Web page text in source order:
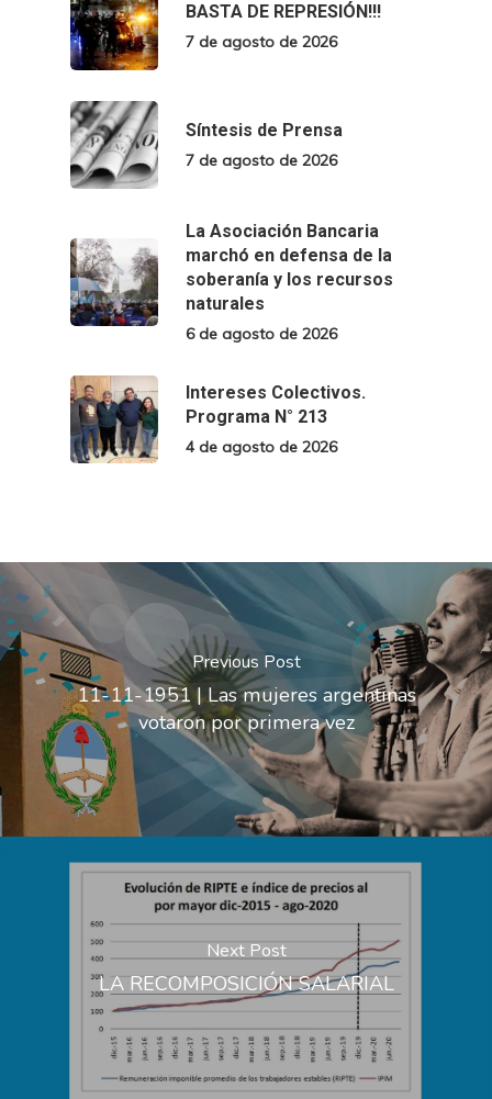
BASTA DE REPRESIÓN!!!
7 de agosto de 2026
Síntesis de Prensa
7 de agosto de 2026
La Asociación Bancaria
marchó en defensa de la
soberanía y los recursos
naturales
6 de agosto de 2026
Intereses Colectivos.
Programa N° 213
4 de agosto de 2026
Previous Post
11-11-1951 | Las mujeres argentinas
votaron por primera vez
Next Post
LA RECOMPOSICIÓN SALARIAL